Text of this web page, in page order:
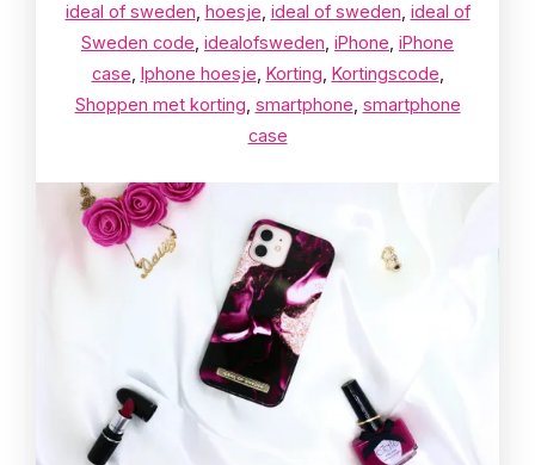
ideal of sweden hoesje ideal of sweden ideal of
Sweden code idealofsweden iPhone iPhone
case Iphone hoesje Korting Kortingscode
Shoppen met korting smartphone smartphone
case